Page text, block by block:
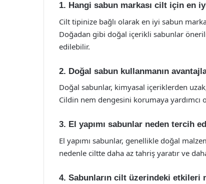
1. Hangi sabun markası cilt için en
Cilt tipinize bağlı olarak en iyi sabun
Doğadan gibi doğal içerikli sabunlar
edilebilir.
2. Doğal sabun kullanmanın
Doğal sabunlar, kimyasal içeriklerden
Cildin nem dengesini korumaya yardımcı
3. El yapımı sabunlar neden tercih
El yapımı sabunlar, genellikle doğal
nedenle ciltte daha az tahriş yaratır ve
4. Sabunların cilt üzerindeki etkileri